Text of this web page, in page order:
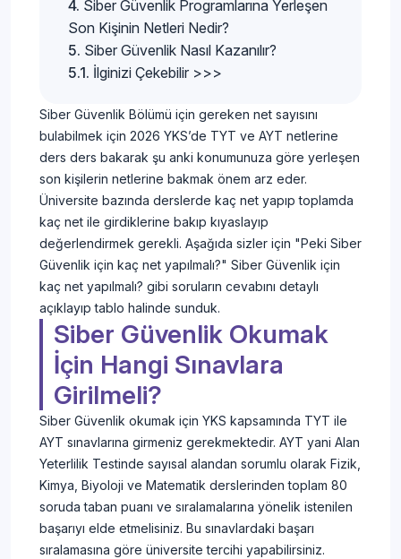
Siber Güvenlik Programlarına Yerleşen
Son Kişinin Netleri Nedir?
Siber Güvenlik Nasıl Kazanılır?
İlginizi Çekebilir >>>
Siber Güvenlik Bölümü için gereken net sayısını
bulabilmek için 2026 YKS’de TYT ve AYT netlerine
ders ders bakarak şu anki konumunuza göre yerleşen
son kişilerin netlerine bakmak önem arz eder.
Üniversite bazında derslerde kaç net yapıp toplamda
kaç net ile girdiklerine bakıp kıyaslayıp
değerlendirmek gerekli. Aşağıda sizler için "Peki Siber
Güvenlik için kaç net yapılmalı?" Siber Güvenlik için
kaç net yapılmalı? gibi soruların cevabını detaylı
açıklayıp tablo halinde sunduk.
Siber Güvenlik Okumak
İçin Hangi Sınavlara
Girilmeli?
Siber Güvenlik okumak için YKS kapsamında TYT ile
AYT sınavlarına girmeniz gerekmektedir. AYT yani Alan
Yeterlilik Testinde sayısal alandan sorumlu olarak Fizik,
Kimya, Biyoloji ve Matematik derslerinden toplam 80
soruda taban puanı ve sıralamalarına yönelik istenilen
başarıyı elde etmelisiniz. Bu sınavlardaki başarı
sıralamasına göre üniversite tercihi yapabilirsiniz.